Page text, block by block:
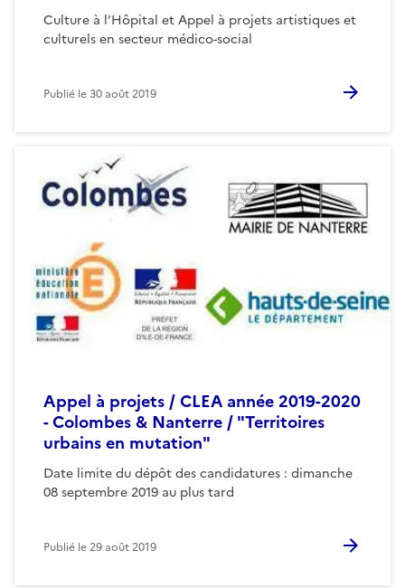
Culture à l’Hôpital et Appel à projets artistiques et
culturels en secteur médico-social
Publié le30 août 2019
Appel à projets / CLEA année 2019-2020
- Colombes & Nanterre / "Territoires
urbains en mutation"
Date limite du dépôt des candidatures : dimanche
08 septembre 2019 au plus tard
Publié le29 août 2019